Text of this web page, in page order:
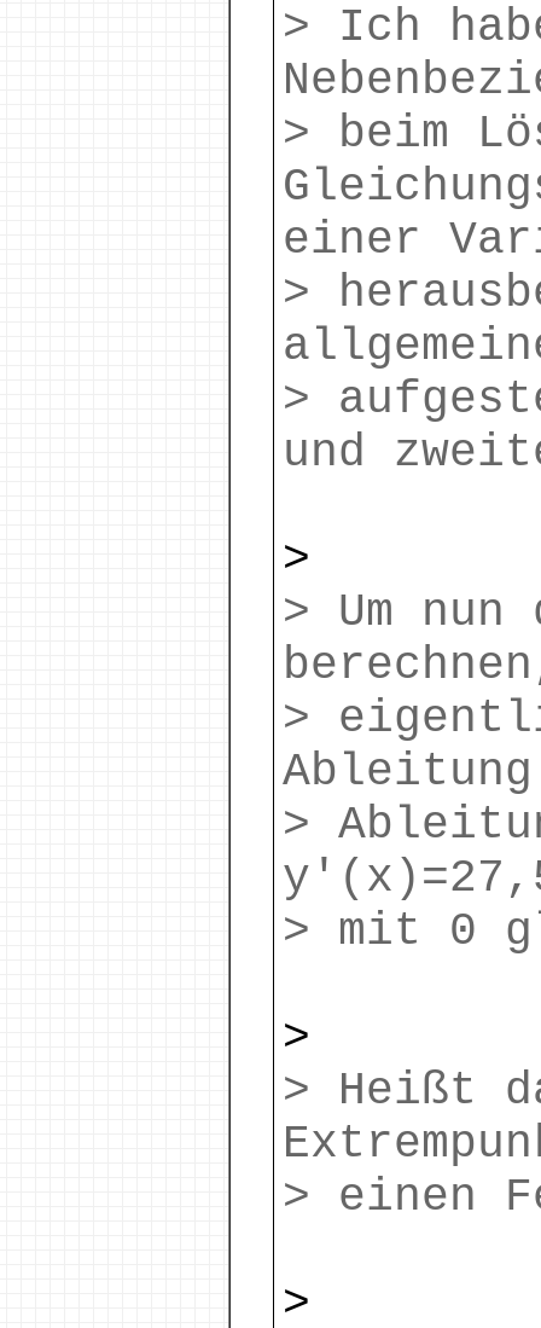
> Ich
> beim
einer
>
>
und
>
> Um
>
>
> mit 0
>
> Heißt
> einen
>